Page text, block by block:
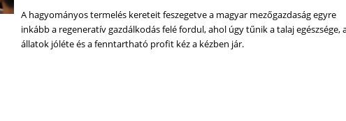
A hagyományos termelés kereteit feszegetve a magyar mezőgazdaság egyre
inkább a regeneratív gazdálkodás felé fordul, ahol úgy tűnik a talaj egészsége,
állatok jóléte és a fenntartható profit kéz a kézben jár.